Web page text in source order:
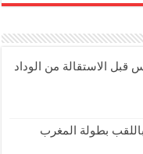
قبل الاستقالة من الوداد
بطولة المغرب